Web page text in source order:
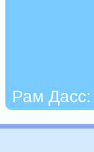
Рам Дасс: